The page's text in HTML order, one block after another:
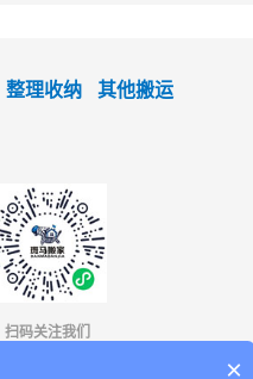
整理收纳 其他搬运
扫码关注我们
×